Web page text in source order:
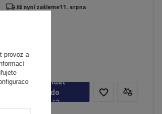
Již nyní zašleme11. srpna
Přidat
do
košíku
provoz a